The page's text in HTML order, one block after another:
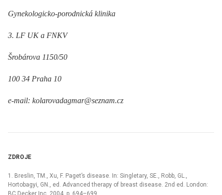
Gynekologicko-porodnická klinika
3. LF UK a FNKV
Šrobárova 1150/50
100 34 Praha 10
e-mail: kolarovadagmar@seznam.cz
ZDROJE
1. Breslin, TM., Xu, F. Paget’s disease. In: Singletary, SE., Robb, GL.,
Hortobagyi, GN., ed. Advanced therapy of breast disease. 2nd ed. London:
BC Decker Inc, 2004. p. 694–699.